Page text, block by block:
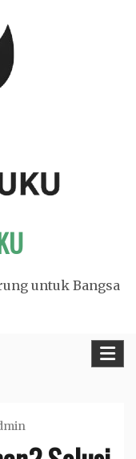
untuk Bangsa